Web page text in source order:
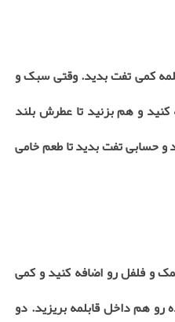
کمی تفت بدید. وقتی سبک و
و هم بزنید تا عطرش بلند
حسابی تفت بدید تا طعم خامی
و فلفل رو اضافه کنید و کمی
هم داخل قابلمه بریزید. دو